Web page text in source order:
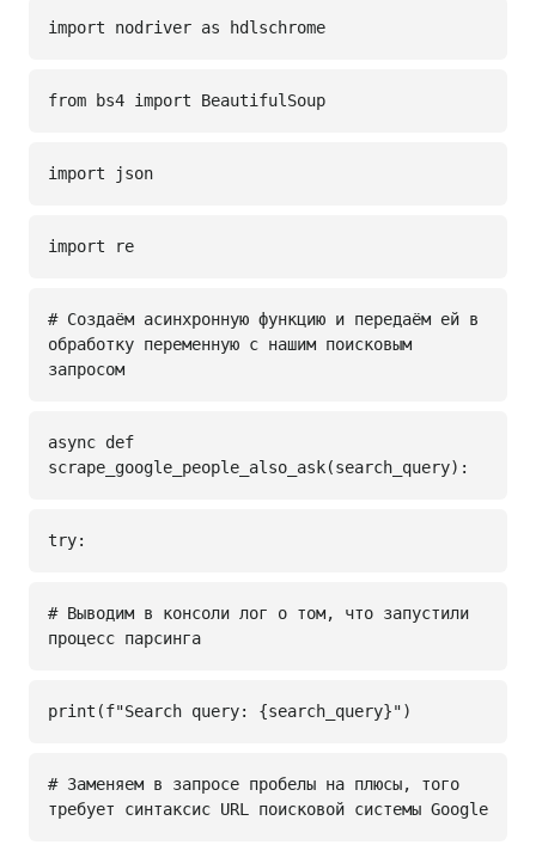
import nodriver as hdlschrome
from bs4 import BeautifulSoup
import json
import re
# Создаём асинхронную функцию и передаём ей в
обработку переменную с нашим поисковым
запросом
async def
scrape_google_people_also_ask(search_query):
try:
# Выводим в консоли лог о том, что запустили
процесс парсинга
print(f"Search query: {search_query}")
# Заменяем в запросе пробелы на плюсы, того
требует синтаксис URL поисковой системы Google